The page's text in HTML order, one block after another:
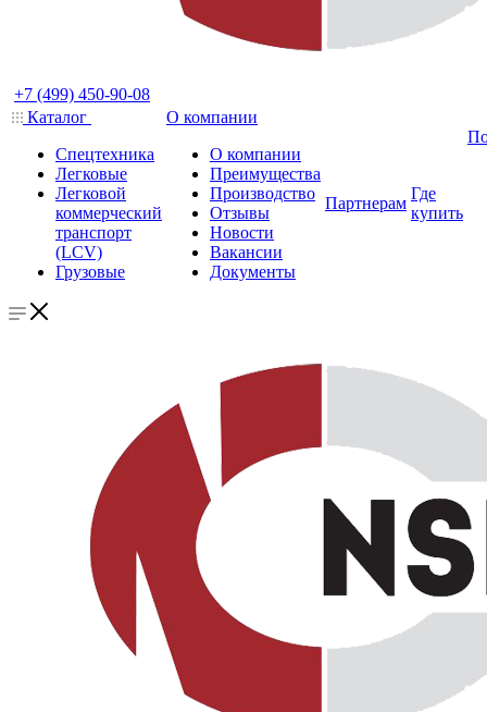
+7 (499) 450-90-08
Каталог
Спецтехника
Легковые
Легковой
коммерческий
транспорт
(LCV)
Грузовые
О компании
О компании
Преимущества
Производство
Отзывы
Новости
Вакансии
Документы
Партнерам
Где
купить